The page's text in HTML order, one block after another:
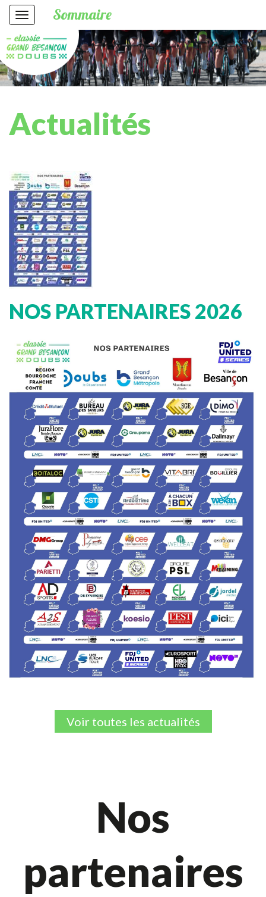
Sommaire
Actualités
NOS PARTENAIRES 2026
Voir toutes les actualités
Nos
partenaires